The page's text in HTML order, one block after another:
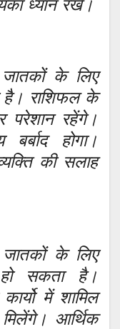
ध्यान रखें।
के लिए
है। राशिफल के
परेशान रहेंगे।
होगा।
की सलाह
के लिए
सकता है।
में शामिल
आर्थिक